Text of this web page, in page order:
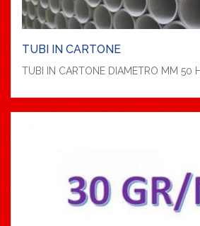
TUBI IN CARTONE
TUBI IN CARTONE DIAMETRO MM 50